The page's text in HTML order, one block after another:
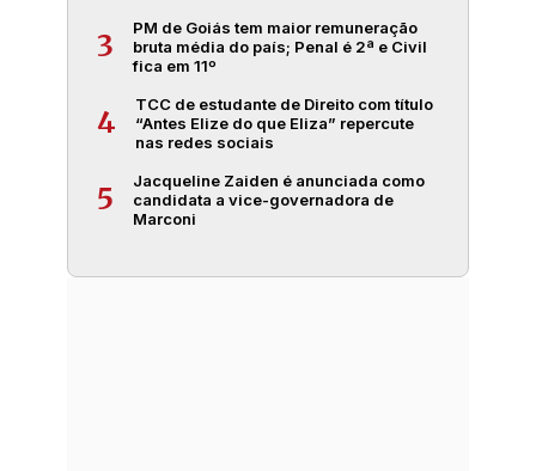
3
PM de Goiás tem maior remuneração
bruta média do país; Penal é 2ª e Civil
fica em 11º
4
TCC de estudante de Direito com título
“Antes Elize do que Eliza” repercute
nas redes sociais
5
Jacqueline Zaiden é anunciada como
candidata a vice-governadora de
Marconi